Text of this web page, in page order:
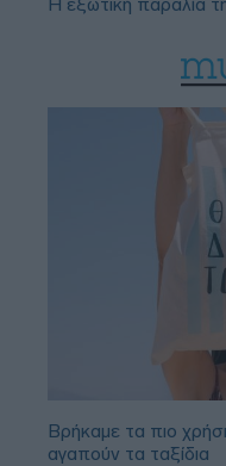
Βρήκαμε τα πιο
αγαπούν τα ταξίδια